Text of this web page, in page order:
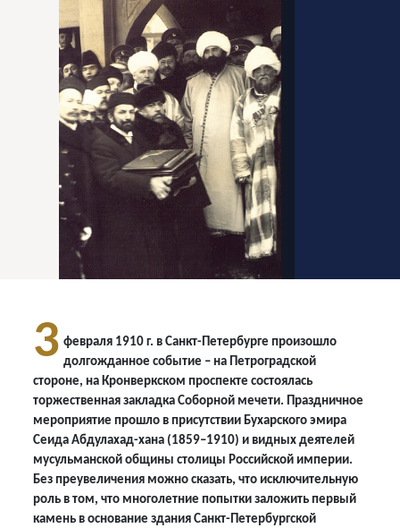
3 февраля 1910 г. в Санкт-Петербурге произошло
долгожданное событие – на Петроградской
стороне, на Кронверкском проспекте состоялась
торжественная закладка Соборной мечети. Праздничное
мероприятие прошло в присутствии Бухарского эмира
Сеида Абдулахад-хана (1859–1910) и видных деятелей
мусульманской общины столицы Российской империи.
Без преувеличения можно сказать, что исключительную
роль в том, что многолетние попытки заложить первый
камень в основание здания Санкт-Петербургской